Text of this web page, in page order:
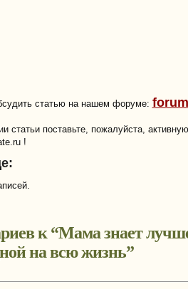
статью на нашем форуме:
статьи поставьте, пожалуйста,
!
к “Мама знает
на всю жизнь”